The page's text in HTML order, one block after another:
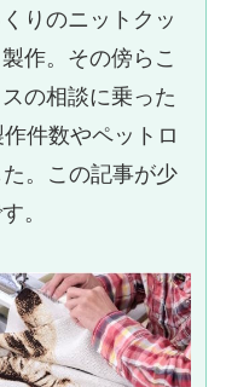
りのニットクッ
作。その傍らこ
の相談に乗った
件数やペットロ
。この記事が少
。